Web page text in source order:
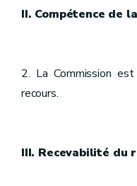
II. Compétence de
2. La Commission
recours.
III. Recevabilité du